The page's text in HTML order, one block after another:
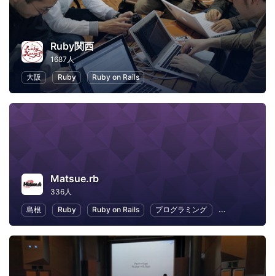
Ruby関西
1687人
大阪
Ruby Ruby on Rails
Matsue.rb
336人
島根
Ruby Ruby on Rails プログラミング オープンソース